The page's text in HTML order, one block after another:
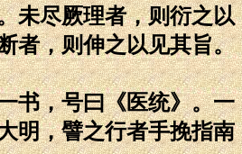
未尽厥理者，则衍之以
者，则伸之以见其旨。
书，号曰《医统》。一
明，譬之行者手挽指南